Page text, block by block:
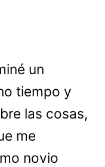
un
tiempo y
las cosas,
me
novio